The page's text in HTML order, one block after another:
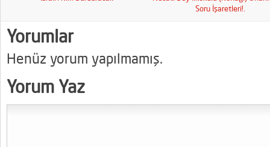
Soru İşaretleri!.
Yorumlar
Henüz yorum yapılmamış.
Yorum Yaz